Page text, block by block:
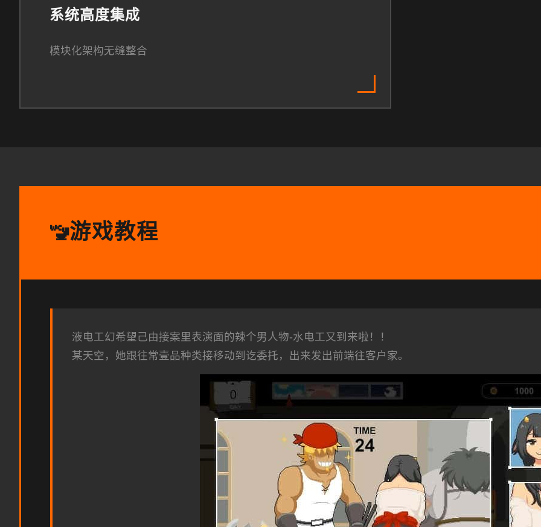
系统高度集成
模块化架构无缝整合
🚾游戏教程
液电工幻希望 己由接案里表演面的辣个男人物-水电工又到来啦！！
某天空，她跟往常壹品种类接移动到讫委托，出来发出前端往客户家。